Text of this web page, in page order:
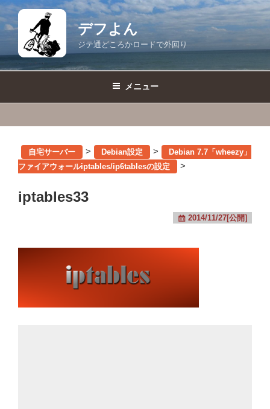
コ
ン
デフよん
ジテ通どころかロードで外回り
メニュー
自宅サーバー > Debian設定 >
Debian 7.7「wheezy」
ファイアウォールiptables/ip6tablesの設定
>
iptables33
2014/11/27[公開]